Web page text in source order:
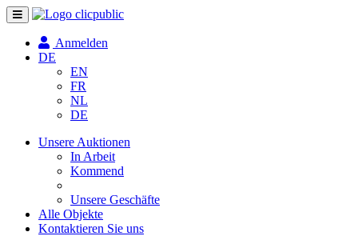
Navigation
umschalten
Anmelden
DE
EN
FR
NL
DE
Unsere Auktionen
In Arbeit
Kommend
Unsere Geschäfte
Alle Objekte
Kontaktieren Sie uns